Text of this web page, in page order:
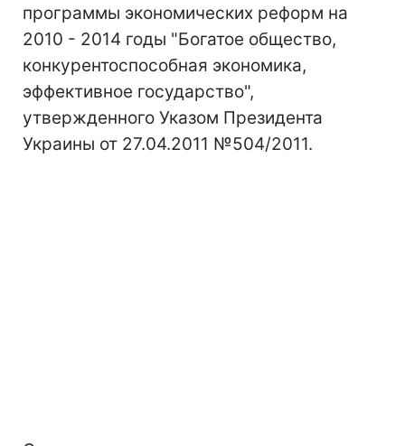
программы экономических реформ на
2010 - 2014 годы "Богатое общество,
конкурентоспособная экономика,
эффективное государство",
утвержденного Указом Президента
Украины от 27.04.2011 №504/2011.